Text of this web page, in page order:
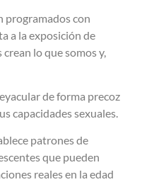
programados con
a la exposición de
crean lo que somos y,
de forma precoz
capacidades sexuales.
patrones de
que pueden
reales en la edad